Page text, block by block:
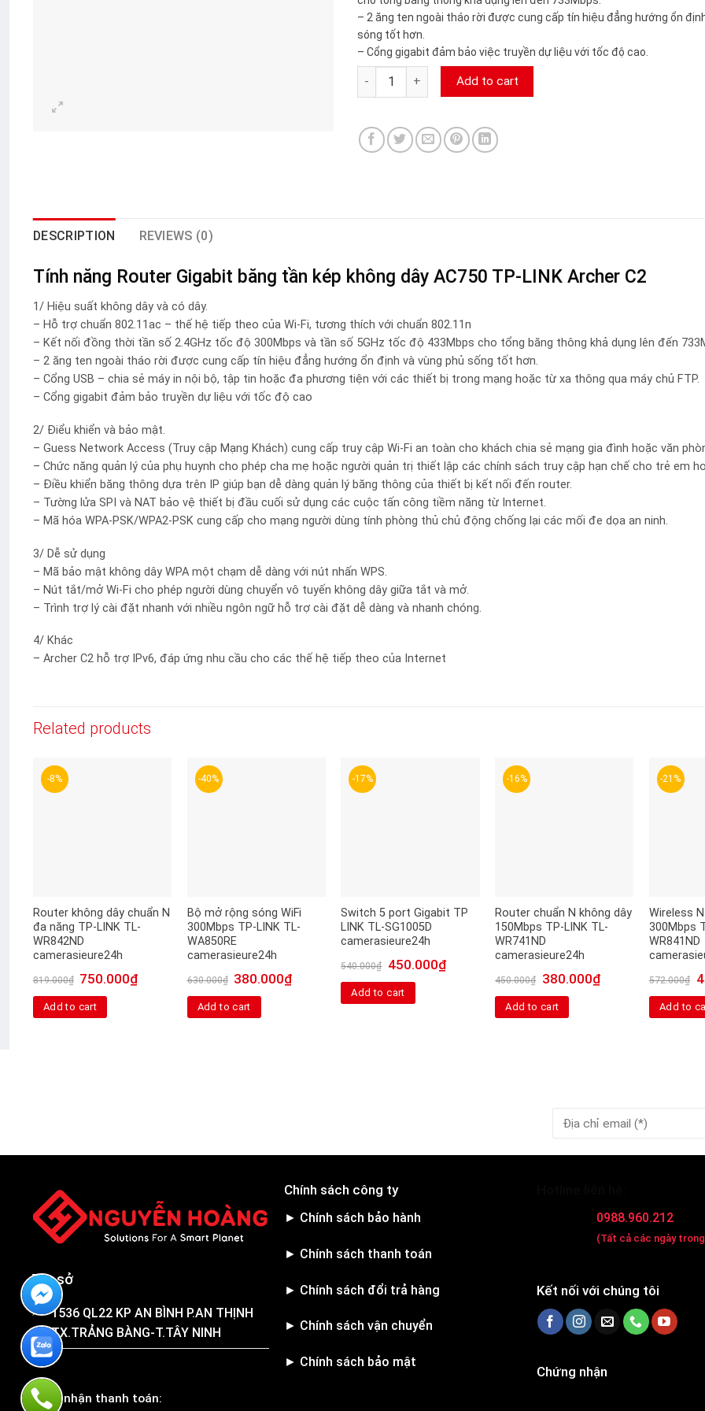
– 2 ăng ten ngoài tháo rời được cung cấp tín hiệu đẳng hướng ổn
sóng tốt hơn.
– Cổng gigabit đảm bảo việc truyền dự liệu với tốc độ cao.
Router Gigabit băng tần kép không dây AC750 TP-LINK
Add to cart
DESCRIPTION REVIEWS (0)
Tính năng Router Gigabit băng tần kép không dây AC750 TP-LINK Archer C2
1/ Hiệu suất không dây và có dây.
– Hỗ trợ chuẩn 802.11ac – thế hệ tiếp theo của Wi-Fi, tương thích với chuẩn 802.11n
– Kết nối đồng thời tần số 2.4GHz tốc độ 300Mbps và tần số 5GHz tốc độ 433Mbps cho tổng băng thông khả dụng lên đến
– 2 ăng ten ngoài tháo rời được cung cấp tín hiệu đẳng hướng ổn định và vùng phủ sống tốt hơn.
– Cổng USB – chia sẻ máy in nội bộ, tập tin hoặc đa phương tiện với các thiết bị trong mạng hoặc từ xa thông qua máy chủ FTP.
– Cổng gigabit đảm bảo truyền dự liệu với tốc độ cao
2/ Điểu khiển và bảo mật.
– Guess Network Access (Truy cập Mạng Khách) cung cấp truy cập Wi-Fi an toàn cho khách chia sẻ mạng gia đình hoặc văn
– Chức năng quản lý của phụ huynh cho phép cha mẹ hoặc người quản trị thiết lập các chính sách truy cập hạn chế cho trẻ em
– Điều khiển băng thông dựa trên IP giúp bạn dễ dàng quản lý băng thông của thiết bị kết nối đến router.
– Tường lửa SPI và NAT bảo vệ thiết bị đầu cuối sử dụng các cuộc tấn công tiềm năng từ Internet.
– Mã hóa WPA-PSK/WPA2-PSK cung cấp cho mạng người dùng tính phòng thủ chủ động chống lại các mối đe dọa an ninh.
3/ Dễ sử dụng
– Mã bảo mật không dây WPA một chạm dễ dàng với nút nhấn WPS.
– Nút tắt/mở Wi-Fi cho phép người dùng chuyển vô tuyến không dây giữa tắt và mở.
– Trình trợ lý cài đặt nhanh với nhiều ngôn ngữ hỗ trợ cài đặt dễ dàng và nhanh chóng.
4/ Khác
– Archer C2 hỗ trợ IPv6, đáp ứng nhu cầu cho các thế hệ tiếp theo của Internet
Related products
-8%
Router không dây chuẩn N
đa năng TP-LINK TL-
WR842ND
camerasieure24h
819.000₫ 750.000₫
Add to cart
-40%
Bộ mở rộng sóng WiFi
300Mbps TP-LINK TL-
WA850RE
camerasieure24h
630.000₫ 380.000₫
Add to cart
-17%
Switch 5 port Gigabit TP
LINK TL-SG1005D
camerasieure24h
540.000₫ 450.000₫
Add to cart
-16%
Router chuẩn N không dây
150Mbps TP-LINK TL-
WR741ND
camerasieure24h
450.000₫ 380.000₫
Add to cart
-21%
Wireless
300Mbps
WR841ND
572.000₫
Add to
Trụ sở
1536 QL22 KP AN BÌNH P.AN THỊNH
TX.TRẢNG BÀNG-T.TÂY NINH
Chính sách công ty
► Chính sách bảo hành
► Chính sách thanh toán
► Chính sách đổi trả hàng
► Chính sách vận chuyển
► Chính sách bảo mật
Chấp nhận thanh toán:
0988.960.212
(Tất cả các ngày
Kết nối với chúng tôi
Chứng nhận